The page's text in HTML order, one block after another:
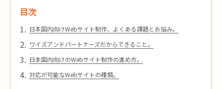
目次
日本国内向けWebサイト制作、よくある課題とお悩み。
ワイズアンドパートナーズだからできること。
日本国内向けのWebサイト制作の進め方。
対応が可能なWebサイトの種類。